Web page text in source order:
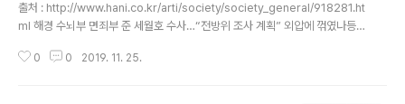
출처 : http://www.hani.co.kr/arti/society/society_general/918281.ht
ml 해경 수뇌부 면죄부 준 세월호 수사…“전방위 조사 계획” 외압에 꺾였나등
서 입수‘해경 본청·서해해경청·목포해경서’ 애초 광범위한 피의자 대상 지정“골
0 0 2019. 11. 25.